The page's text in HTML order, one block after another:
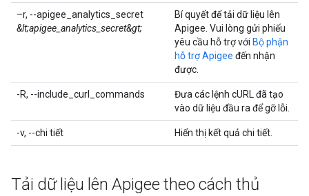
–r, --apigee_analytics_secret
&lt;apigee_analytics_secret&gt;
Bí quyết để tải dữ liệu lên
Apigee. Vui lòng gửi phiếu
yêu cầu hỗ trợ với Bộ phận
hỗ trợ Apigee đến nhận
được.
-R, --include_curl_commands
Đưa các lệnh cURL đã tạo
vào dữ liệu đầu ra để gỡ lỗi.
-v, --chi tiết Hiển thị kết quả chi tiết.
Tải dữ liệu lên Apigee theo cách thủ